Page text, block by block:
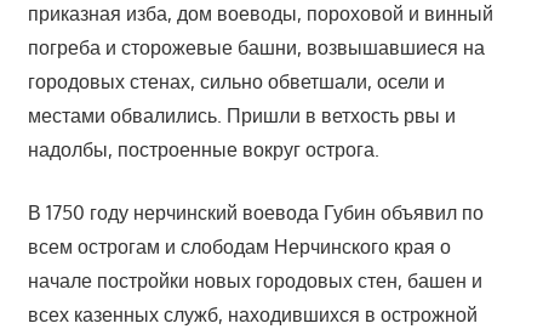
приказная изба, дом воеводы, пороховой и винный
погреба и сторожевые башни, возвышавшиеся на
городовых стенах, сильно обветшали, осели и
местами обвалились. Пришли в ветхость рвы и
надолбы, построенные вокруг острога.
В 1750 году нерчинский воевода Губин объявил по
всем острогам и слободам Нерчинского края о
начале постройки новых городовых стен, башен и
всех казенных служб, находившихся в острожной